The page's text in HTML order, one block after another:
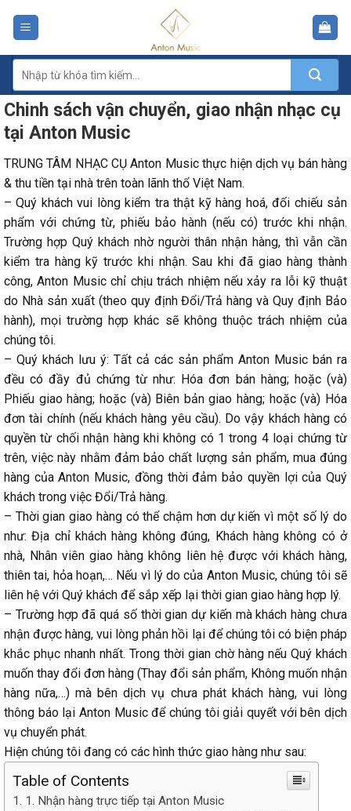
kiếm:
Chinh sách vận chuyển, giao nhận nhạc cụ
tại Anton Music
TRUNG TÂM NHẠC CỤ Anton Music thực hiện dịch vụ bán hàng
& thu tiền tại nhà trên toàn lãnh thổ Việt Nam.
– Quý khách vui lòng kiểm tra thật kỹ hàng hoá, đối chiếu sản
phẩm với chứng từ, phiếu bảo hành (nếu có) trước khi nhận.
Trường hợp Quý khách nhờ người thân nhận hàng, thì vẫn cần
kiểm tra hàng kỹ trước khi nhận. Sau khi đã giao hàng thành
công, Anton Music chỉ chịu trách nhiệm nếu xảy ra lỗi kỹ thuật
do Nhà sản xuất (theo quy định Đổi/Trả hàng và Quy định Bảo
hành), mọi trường hợp khác sẽ không thuộc trách nhiệm của
chúng tôi.
– Quý khách lưu ý: Tất cả các sản phẩm Anton Music bán ra
đều có đầy đủ chứng từ như: Hóa đơn bán hàng; hoặc (và)
Phiếu giao hàng; hoặc (và) Biên bản giao hàng; hoặc (và) Hóa
đơn tài chính (nếu khách hàng yêu cầu). Do vậy khách hàng có
quyền từ chối nhận hàng khi không có 1 trong 4 loại chứng từ
trên, việc này nhằm đảm bảo chất lượng sản phẩm, mua đúng
hàng của Anton Music, đồng thời đảm bảo quyền lợi của Quý
khách trong việc Đổi/Trả hàng.
– Thời gian giao hàng có thể chậm hơn dự kiến vì một số lý do
như: Địa chỉ khách hàng không đúng, Khách hàng không có ở
nhà, Nhân viên giao hàng không liên hệ được với khách hàng,
thiên tai, hỏa hoạn,… Nếu vì lý do của Anton Music, chúng tôi sẽ
liên hệ với Quý khách để sắp xếp lại thời gian giao hàng hợp lý.
– Trường hợp đã quá số thời gian dự kiến mà khách hàng chưa
nhận được hàng, vui lòng phản hồi lại để chúng tôi có biện pháp
khắc phục nhanh nhất. Trong thời gian chờ hàng nếu Quý khách
muốn thay đổi đơn hàng (Thay đổi sản phẩm, Không muốn nhận
hàng nữa,…) mà bên dịch vụ chưa phát khách hàng, vui lòng
thông báo lại Anton Music để chúng tôi giải quyết với bên dịch
vụ chuyển phát.
Hiện chúng tôi đang có các hình thức giao hàng như sau:
Table of Contents
1. Nhận hàng trực tiếp tại Anton Music